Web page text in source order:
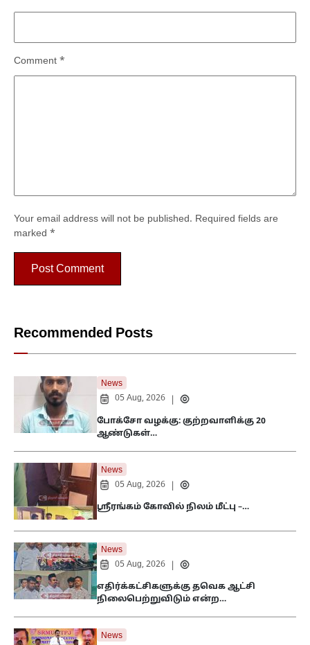
Your email address will not be published. Required fields are
marked *
Comment *
Recommended Posts
News
05 Aug, 2026
போக்சோ வழக்கு: குற்றவாளிக்கு 20
ஆண்டுகள்…
News
05 Aug, 2026
ஸ்ரீரங்கம் கோவில் நிலம் மீட்பு –…
News
05 Aug, 2026
எதிர்க்கட்சிகளுக்கு தவெக ஆட்சி
நிலைபெற்றுவிடும் என்ற…
News